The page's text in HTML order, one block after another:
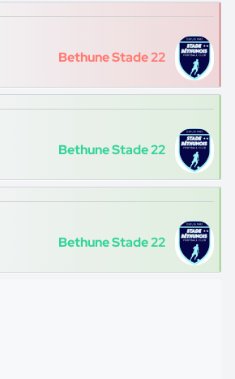
Bethune Stade 22
Bethune Stade 22
Bethune Stade 22